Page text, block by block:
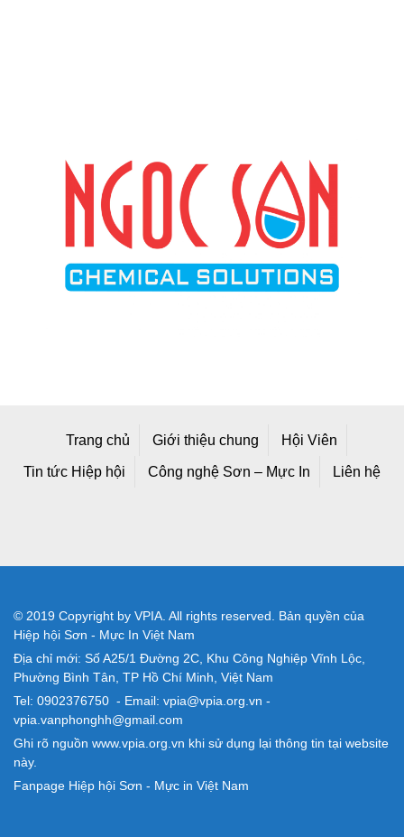
Trang chủ Giới thiệu chung Hội Viên
Tin tức Hiệp hội Công nghệ Sơn – Mực In Liên hệ
© 2019 Copyright by VPIA. All rights reserved. Bản quyền của
Hiệp hội Sơn - Mực In Việt Nam
Địa chỉ mới: Số A25/1 Đường 2C, Khu Công Nghiệp Vĩnh Lộc,
Phường Bình Tân, TP Hồ Chí Minh, Việt Nam
Tel: 0902376750 - Email: vpia@vpia.org.vn -
vpia.vanphonghh@gmail.com
Ghi rõ nguồn www.vpia.org.vn khi sử dụng lại thông tin tại website
này.
Fanpage Hiệp hội Sơn - Mực in Việt Nam